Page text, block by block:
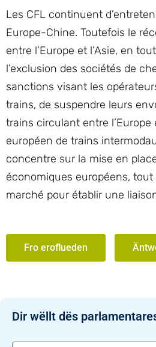
Les CFL continuent
Europe-Chine. Toutefois le
entre l’Europe et l’Asie, en
l’exclusion des sociétés de
sanctions visant les
trains, de suspendre leurs
trains circulant entre
européen de trains
concentre sur la mise en
économiques européens,
marché pour établir une
Fro eroflueden
Dir wëllt dës